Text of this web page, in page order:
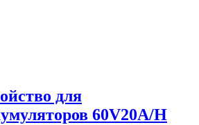
для
60V20A/H